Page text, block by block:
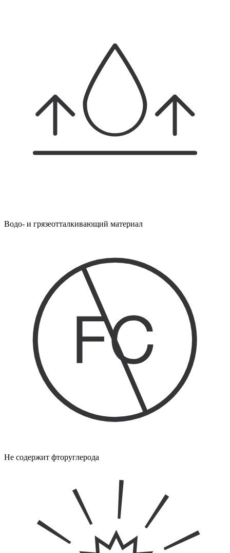
Водо- и грязеотталкивающий материал
Не содержит фторуглерода